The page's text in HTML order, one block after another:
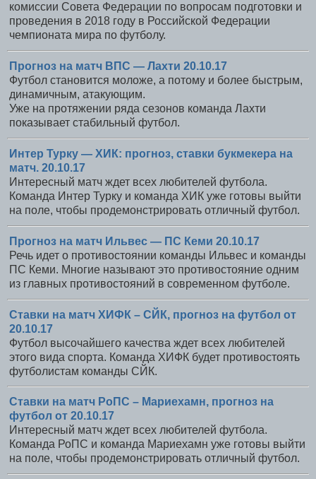
комиссии Совета Федерации по вопросам подготовки и
проведения в 2018 году в Российской Федерации
чемпионата мира по футболу.
Прогноз на матч ВПС — Лахти 20.10.17
Футбол становится моложе, а потому и более быстрым,
динамичным, атакующим.
Уже на протяжении ряда сезонов команда Лахти
показывает стабильный футбол.
Интер Турку — ХИК: прогноз, ставки букмекера на
матч. 20.10.17
Интересный матч ждет всех любителей футбола.
Команда Интер Турку и команда ХИК уже готовы выйти
на поле, чтобы продемонстрировать отличный футбол.
Прогноз на матч Ильвес — ПС Кеми 20.10.17
Речь идет о противостоянии команды Ильвес и команды
ПС Кеми. Многие называют это противостояние одним
из главных противостояний в современном футболе.
Ставки на матч ХИФК – СЙК, прогноз на футбол от
20.10.17
Футбол высочайшего качества ждет всех любителей
этого вида спорта. Команда ХИФК будет противостоять
футболистам команды СЙК.
Ставки на матч РоПС – Мариехамн, прогноз на
футбол от 20.10.17
Интересный матч ждет всех любителей футбола.
Команда РоПС и команда Мариехамн уже готовы выйти
на поле, чтобы продемонстрировать отличный футбол.